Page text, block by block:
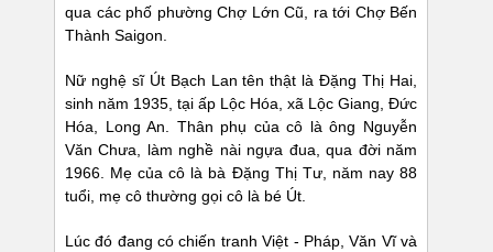
qua các phố phường Chợ Lớn Cũ, ra tới Chợ Bến
Thành Saigon.
Nữ nghệ sĩ Út Bạch Lan tên thật là Đặng Thị Hai,
sinh năm 1935, tại ấp Lộc Hóa, xã Lộc Giang, Đức
Hóa, Long An. Thân phụ của cô là ông Nguyễn
Văn Chưa, làm nghề nài ngựa đua, qua đời năm
1966. Mẹ của cô là bà Đặng Thị Tư, năm nay 88
tuổi, mẹ cô thường gọi cô là bé Út.
Lúc đó đang có chiến tranh Việt - Pháp, Văn Vĩ và